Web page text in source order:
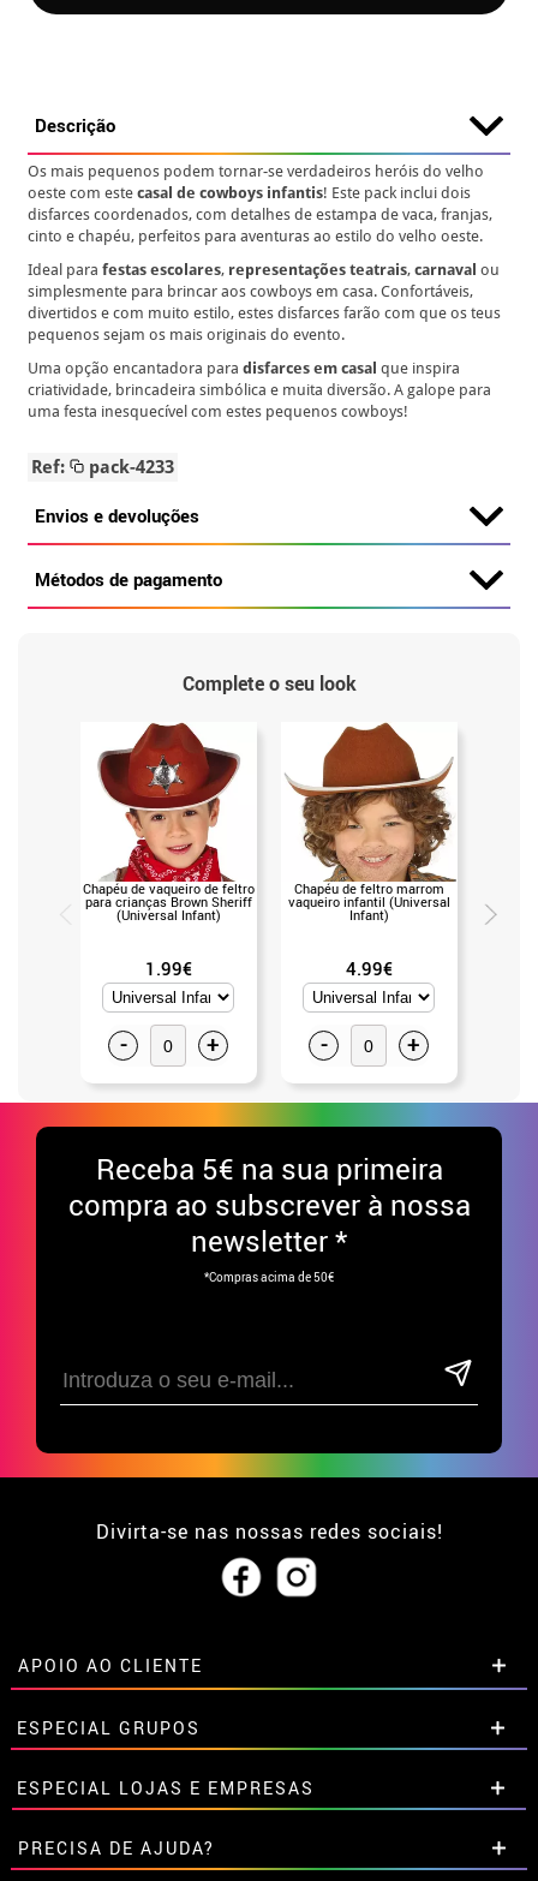
Descrição
Os mais pequenos podem tornar-se verdadeiros heróis do velho
oeste com estecasal de cowboys infantis! Este pack inclui dois
disfarces coordenados, com detalhes de estampa de vaca, franjas,
cinto e chapéu, perfeitos para aventuras ao estilo do velho oeste.
Ideal parafestas escolares, representações teatrais,carnaval ou
simplesmente para brincar aos cowboys em casa. Confortáveis,
divertidos e com muito estilo, estes disfarces farão com que os teus
pequenos sejam os mais originais do evento.
Uma opção encantadora paradisfarces em casal que inspira
criatividade, brincadeira simbólica e muita diversão. A galope para
uma festa inesquecível com estes pequenos cowboys!
Ref: pack-4233
Envios e devoluções
Métodos de pagamento
Complete o seu look
Chapéu de vaqueiro de feltro
para crianças Brown Sheriff
(Universal Infant)
1.99€
- +
Chapéu de feltro marrom
vaqueiro infantil (Universal
Infant)
4.99€
- +
Receba 5€ na sua primeira
compra ao subscrever à nossa
newsletter *
*Compras acima de 50€
Divirta-se nas nossas redes sociais!
APOIO AO CLIENTE
• Sobre nós
• Condições de venda
• Aviso legal ePrivacidade
• Atendimento ao cliente
• Utilização de cookies
•Configuração de cookies
ESPECIAL GRUPOS
Descontos especiais para grupos.
Entre em contato connosco aqui
ESPECIAL LOJAS E EMPRESAS
Descontos especiais para grupos.
Entre em contato connosco aqui
PRECISA DE AJUDA?